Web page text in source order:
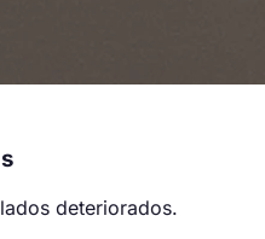
deteriorados.